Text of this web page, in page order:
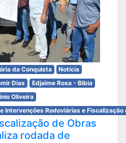
da Conquista
Notícia
Dias
Edjaime Rosa - Bibia
Oliveira
Intervenções Rodoviárias e Fiscalização
de Obras
rodada de